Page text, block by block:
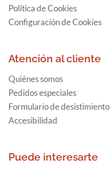
Política de Cookies
Configuración de Cookies
Atención al cliente
Quiénes somos
Pedidos especiales
Formulario de desistimiento
Accesibilidad
Puede interesarte